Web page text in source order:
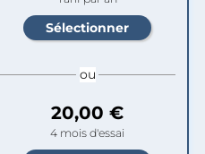
ou
20,00 €
4 mois d'essai